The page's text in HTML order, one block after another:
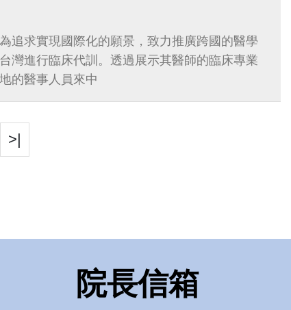
追求實現國際化的願景，致力推廣跨國的醫學
灣進行臨床代訓。透過展示其醫師的臨床專業
的醫事人員來中
>|
院長信箱